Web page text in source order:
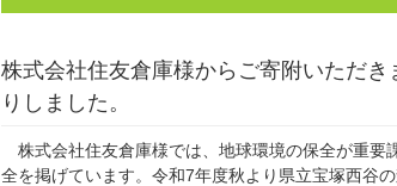
株式会社住友倉庫様からご寄附いただ
りしました。
株式会社住友倉庫様では、地球環境の保全が重要
全を掲げています。令和7年度秋より県立宝塚西谷